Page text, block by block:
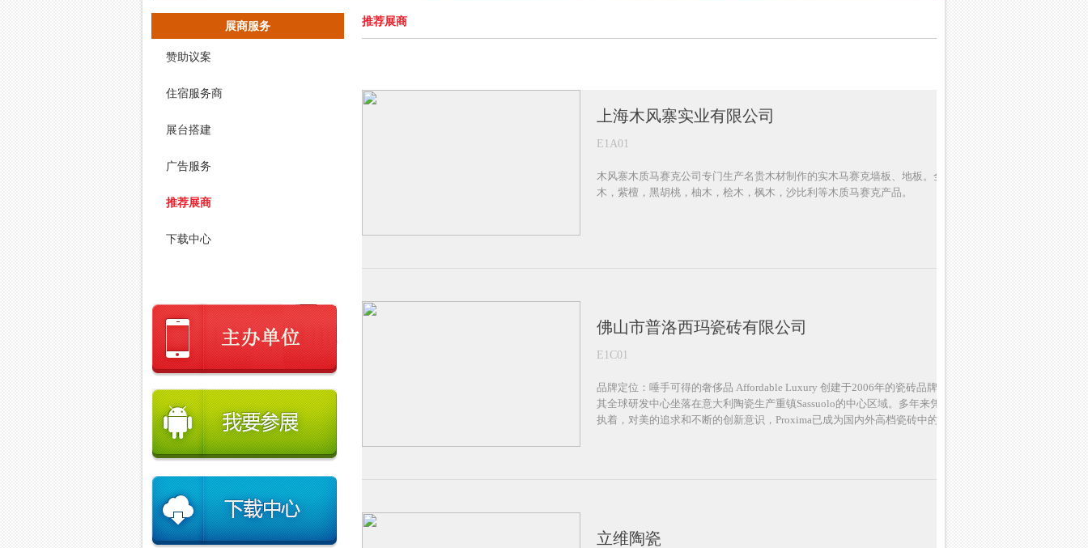
展商服务
赞助议案
住宿服务商
展台搭建
广告服务
推荐展商
下载中心
推荐展商
上海木风寨实业有限公司
E1A01
木风寨木质马赛克公司专门生产名贵木材制作的实木马赛克墙板、地板。全国销售红
木，紫檀，黑胡桃，柚木，桧木，枫木，沙比利等木质马赛克产品。
佛山市普洛西玛瓷砖有限公司
E1C01
品牌定位：唾手可得的奢侈品 Affordable Luxury 创建于2006年的瓷砖品牌“Proxima”，
其全球研发中心坐落在意大利陶瓷生产重镇Sassuolo的中心区域。多年来凭着对工作的
执着，对美的追求和不断的创新意识，Proxima已成为国内外高档瓷砖中的成熟品牌。
立维陶瓷